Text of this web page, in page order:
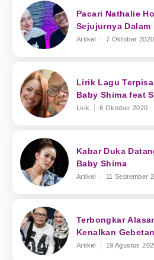
Pacari Nathalie
Sejujurnya Dalam
Artikel 7 Oktober 2020
Lirik Lagu
Baby Shima feat
Lirik 6 Oktober 2020
Kabar Duka
Baby Shima
Artikel 11 September
Terbongkar
Kenalkan
Artikel 19 Agustus